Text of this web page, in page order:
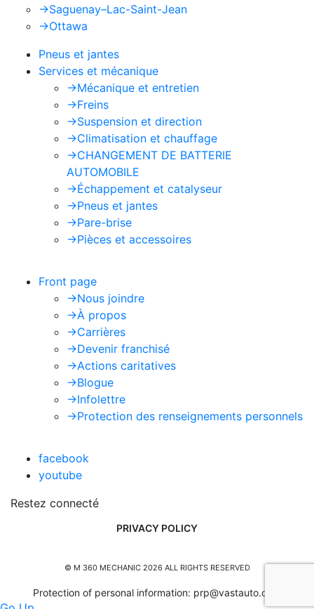
->Saguenay–Lac-Saint-Jean
->Ottawa
Pneus et jantes
Services et mécanique
->Mécanique et entretien
->Freins
->Suspension et direction
->Climatisation et chauffage
->CHANGEMENT DE BATTERIE
AUTOMOBILE
->Échappement et catalyseur
->Pneus et jantes
->Pare-brise
->Pièces et accessoires
Front page
->Nous joindre
->À propos
->Carrières
->Devenir franchisé
->Actions caritatives
->Blogue
->Infolettre
->Protection des renseignements personnels
facebook
youtube
Restez connecté
PRIVACY POLICY
© M 360 MECHANIC 2026 ALL RIGHTS RESERVED
Protection of personal information: prp@vastauto.com